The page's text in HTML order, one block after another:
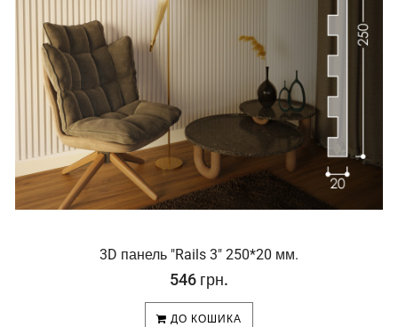
3D панель "Rails 3" 250*20 мм.
546 грн.
ДО КОШИКА